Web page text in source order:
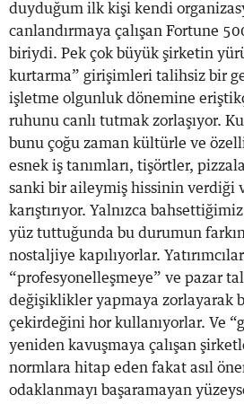
duyduğum ilk kişi kendi
canlandırmaya çalışan Fortune
biriydi. Pek çok büyük şirketin
kurtarma” girişimleri talihsiz bir
işletme olgunluk dönemine
ruhunu canlı tutmak zorlaşıyor.
bunu çoğu zaman kültürle ve
esnek iş tanımları, tişörtler,
sanki bir aileymiş hissinin verdiği
karıştırıyor. Yalnızca
yüz tuttuğunda bu durumun
nostaljiye kapılıyorlar.
“profesyonelleşmeye” ve pazar
değişiklikler yapmaya zorlayarak
çekirdeğini hor kullanıyorlar. Ve
yeniden kavuşmaya çalışan
normlara hitap eden fakat asıl
odaklanmayı başaramayan